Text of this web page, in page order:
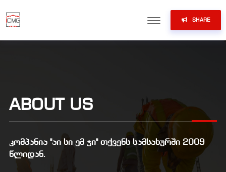
SHARE
ABOUT US
კომპანია "აი სი ემ ჯი" თქვენს სამსახურში 2009
წლიდან.